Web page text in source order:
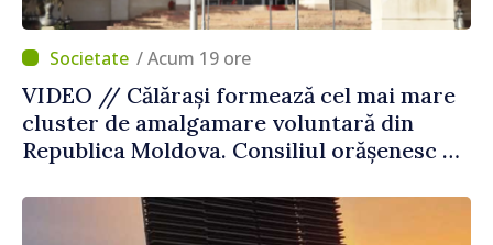
/ Acum 19 ore
VIDEO // Călărași formează cel mai mare
cluster de amalgamare voluntară din
Republica Moldova. Consiliul orășenesc a